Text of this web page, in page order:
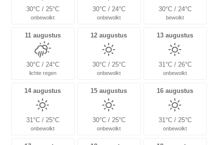
30°C / 25°C
onbewolkt
30°C / 24°C
onbewolkt
30°C / 24°C
bewolkt
11 augustus
30°C / 24°C
lichte regen
12 augustus
30°C / 25°C
onbewolkt
13 augustus
31°C / 26°C
onbewolkt
14 augustus
31°C / 25°C
onbewolkt
15 augustus
30°C / 25°C
onbewolkt
16 augustus
31°C / 25°C
onbewolkt